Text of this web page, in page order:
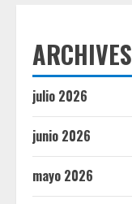
ARCHIVES
julio 2026
junio 2026
mayo 2026